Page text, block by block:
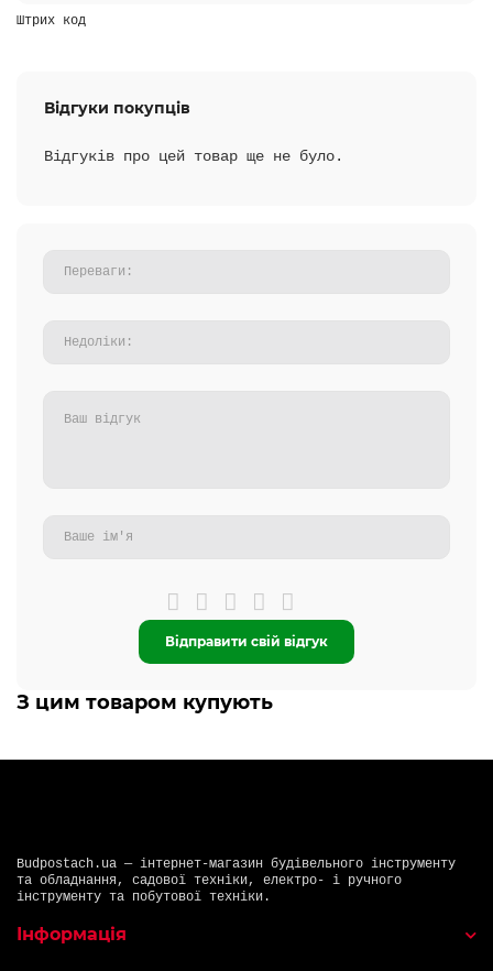
Штрих код
Відгуки покупців
Відгуків про цей товар ще не було.
Відправити свій відгук
З цим товаром купують
Budpostach.ua — інтернет-магазин будівельного інструменту
та обладнання, садової техніки, електро- і ручного
інструменту та побутової техніки.
Інформація